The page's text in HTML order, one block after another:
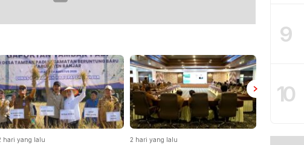
hari yang lalu 2 hari yang lalu
9
10